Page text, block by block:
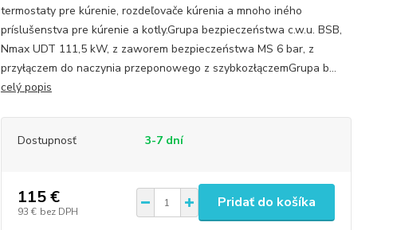
termostaty pre kúrenie, rozdeľovače kúrenia a mnoho iného
príslušenstva pre kúrenie a kotly.Grupa bezpieczeństwa c.w.u. BSB,
Nmax UDT 111,5 kW, z zaworem bezpieczeństwa MS 6 bar, z
przyłączem do naczynia przeponowego z szybkozłączemGrupa b...
celý popis
Dostupnosť 3-7 dní
115 €
93 € bez DPH
Pridať do košíka